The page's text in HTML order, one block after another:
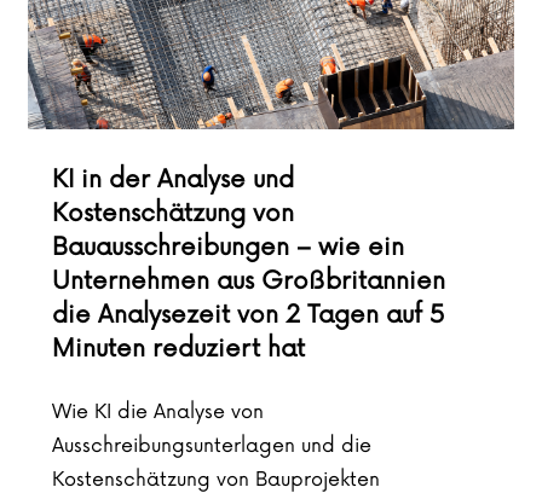
KI in der Analyse und
Kostenschätzung von
Bauausschreibungen – wie ein
Unternehmen aus Großbritannien
die Analysezeit von 2 Tagen auf 5
Minuten reduziert hat
Wie KI die Analyse von
Ausschreibungsunterlagen und die
Kostenschätzung von Bauprojekten